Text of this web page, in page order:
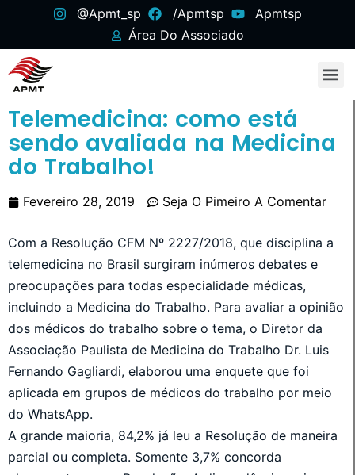
@apmt_sp /apmtsp
Apmtsp
Área Do Associado
Telemedicina: como está
sendo avaliada na Medicina
do Trabalho!
Fevereiro 28, 2019 Seja O Pimeiro A Comentar
Com a Resolução CFM Nº 2227/2018, que disciplina a
telemedicina no Brasil surgiram inúmeros debates e
preocupações para todas especialidade médicas,
incluindo a Medicina do Trabalho. Para avaliar a opinião
dos médicos do trabalho sobre o tema, o Diretor da
Associação Paulista de Medicina do Trabalho Dr. Luis
Fernando Gagliardi, elaborou uma enquete que foi
aplicada em grupos de médicos do trabalho por meio
do WhatsApp.
A grande maioria, 84,2% já leu a Resolução de maneira
parcial ou completa. Somente 3,7% concorda